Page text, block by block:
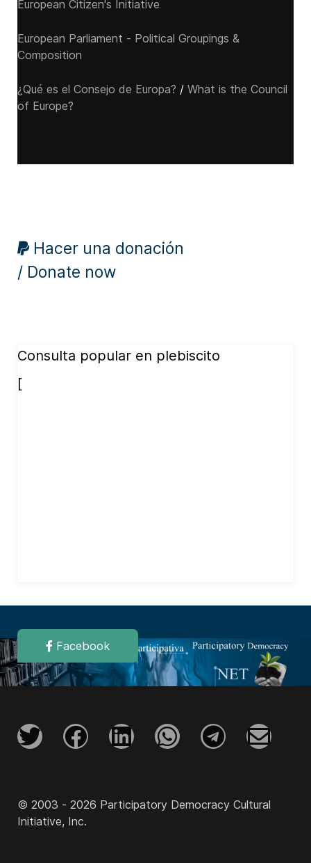
European Citizen's Initiative
European Parliament - Political Groupings &
Composition
¿Qué es el Consejo de Europa? / What is the Council
of Europe?
Hacer una donación
/ Donate now
Consulta popular en plebiscito
[
Facebook
© 2003 - 2026 Participatory Democracy Cultural
Initiative, Inc.